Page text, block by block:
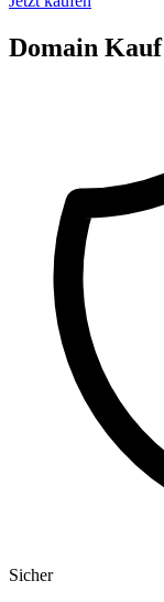
Domain
Sicher